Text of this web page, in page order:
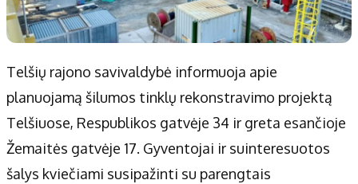
Telšių rajono savivaldybė informuoja apie
planuojamą šilumos tinklų rekonstravimo projektą
Telšiuose, Respublikos gatvėje 34 ir greta esančioje
Žemaitės gatvėje 17. Gyventojai ir suinteresuotos
šalys kviečiami susipažinti su parengtais